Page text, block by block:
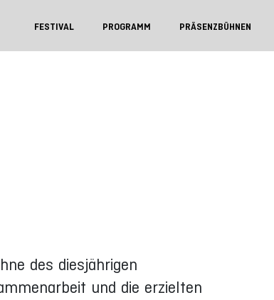
FESTIVAL PROGRAMM PRÄSENZBÜHNEN
des diesjährigen
und die erzielten